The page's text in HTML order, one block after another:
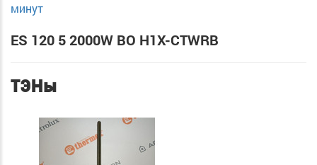
минут
ES 120 5 2000W BO H1X-CTWRB
ТЭНы